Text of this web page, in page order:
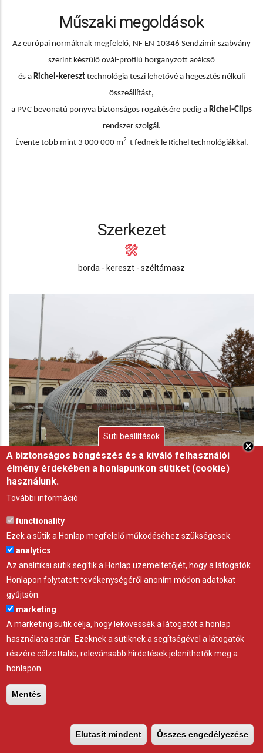
Műszaki megoldások
Az európai normáknak megfelelő, NF EN 10346 Sendzimir szabvány
szerint készülő ovál-profilú horganyzott acélcső
és a Richel-kereszt technológia teszi lehetővé a hegesztés nélküli
összeállítást,
a PVC bevonatú ponyva biztonságos rögzítésére pedig a Richel-Clips
rendszer szolgál.
Évente több mint 3 000 000 m2-t fednek le Richel technológiákkal.
Szerkezet
borda - kereszt - széltámasz
Szerkezet
Hajlított kiemelkedő minőségű S420-as horganyzott acél ovál-
profil
Bordaív
Süti beállítások
A biztonságos böngészés és a kiváló felhasználói
élmény érdekében a honlapunkon sütiket (cookie)
használunk.
További információ
functionality
Ezek a sütik a Honlap megfelelő működéséhez szükségesek.
analytics
Az analitikai sütik segítik a Honlap üzemeltetőjét, hogy a látogatók
Honlapon folytatott tevékenységéről anoním módon adatokat
gyűjtsön.
marketing
A marketing sütik célja, hogy lekövessék a látogatót a honlap
használata során. Ezeknek a sütiknek a segítségével a látogatók
részére célzottabb, relevánsabb hirdetések jeleníthetők meg a
honlapon.
Mentés
Elutasít mindent Összes engedélyezése